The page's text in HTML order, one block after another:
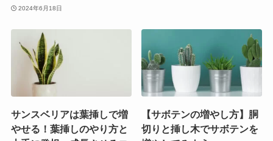
2024年6月18日
サンスベリアは葉挿しで増
やせる！葉挿しのやり方と
【サボテンの増やし方】胴
切りと挿し木でサボテンを